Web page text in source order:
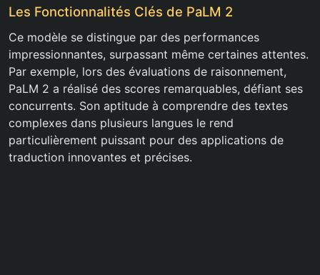
Les Fonctionnalités Clés de PaLM 2
Ce modèle se distingue par des performances
impressionnantes, surpassant même certaines attentes.
Par exemple, lors des évaluations de raisonnement,
PaLM 2 a réalisé des scores remarquables, défiant ses
concurrents. Son aptitude à comprendre des textes
complexes dans plusieurs langues le rend
particulièrement puissant pour des applications de
traduction innovantes et précises.